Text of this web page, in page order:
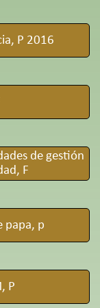
P 2016
de gestión
F
papa, p
P